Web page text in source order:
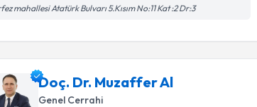
mahallesi Atatürk Bulvarı 5.Kısım No:11 Kat :2 Dr:3
Doç. Dr. Muzaffer Al
Genel Cerrahi